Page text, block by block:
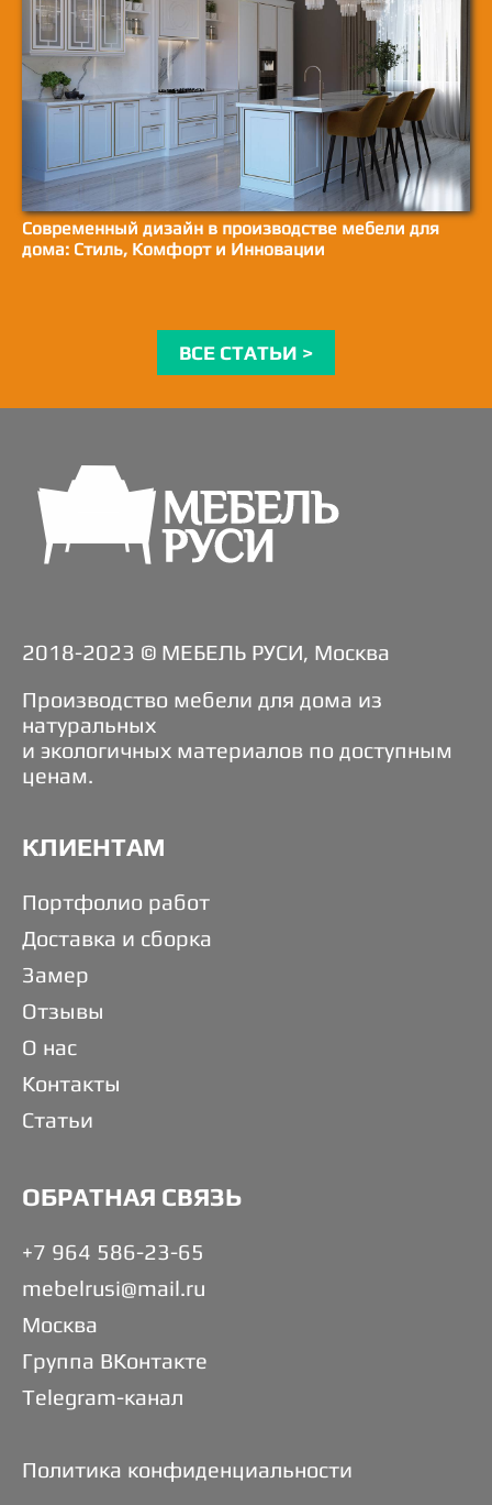
Современный дизайн в производстве мебели для
дома: Стиль, Комфорт и Инновации
ВСЕ СТАТЬИ >
2018-2023 © МЕБЕЛЬ РУСИ, Москва
Производство мебели для дома из
натуральных
и экологичных материалов по доступным
ценам.
КЛИЕНТАМ
Портфолио работ
Доставка и сборка
Замер
Отзывы
О нас
Контакты
Статьи
ОБРАТНАЯ СВЯЗЬ
+7 964 586-23-65
mebelrusi@mail.ru
Москва
Группа ВКонтакте
Telegram-канал
Политика конфиденциальности